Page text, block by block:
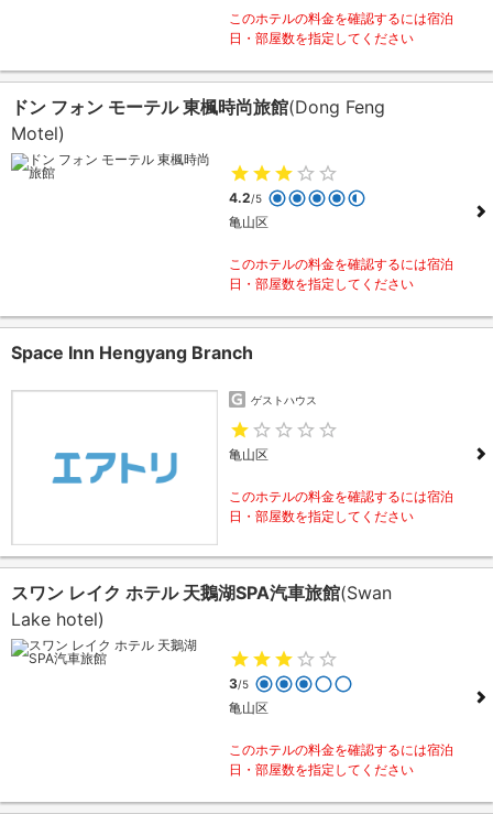
このホテルの料金を確認するには宿泊
日・部屋数を指定してください
ドン フォン モーテル 東楓時尚旅館(Dong Feng
Motel)
4.2/5
亀山区
このホテルの料金を確認するには宿泊
日・部屋数を指定してください
Space Inn Hengyang Branch
ゲストハウス
亀山区
このホテルの料金を確認するには宿泊
日・部屋数を指定してください
スワン レイク ホテル 天鵝湖SPA汽車旅館(Swan
Lake hotel)
3/5
亀山区
このホテルの料金を確認するには宿泊
日・部屋数を指定してください